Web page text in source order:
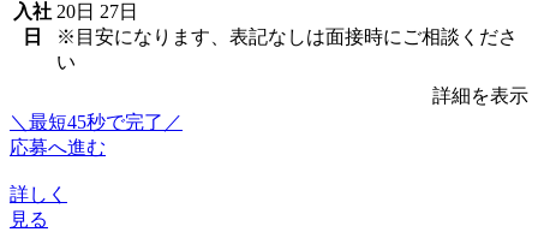
入社
日
20日 27日
※目安になります、表記なしは面接時にご相談くださ
い
詳細を表示
＼最短45秒で完了／
応募へ進む
詳しく
見る